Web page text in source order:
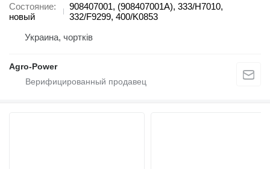
Состояние
новый
908407001, (908407001A), 333/H7010,
332/F9299, 400/K0853
Украина, чортків
Agro-Power